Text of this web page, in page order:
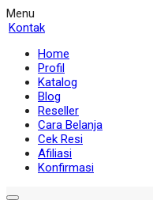
Menu
Kontak
Home
Profil
Katalog
Blog
Reseller
Cara Belanja
Cek Resi
Afiliasi
Konfirmasi